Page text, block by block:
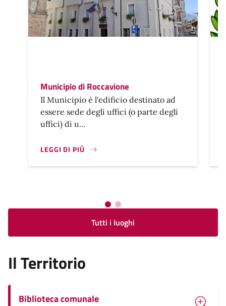
Municipio di Roccavione
Il Municipio è l'edificio destinato ad
essere sede degli uffici (o parte degli
uffici) di u...
LEGGI DI PIÙ
Tutti i luoghi
Il Territorio
Biblioteca comunale